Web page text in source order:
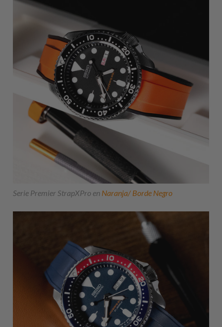
Serie Premier StrapXPro en Naranja/ Borde Negro